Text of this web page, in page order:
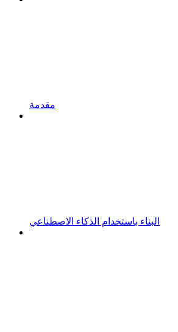
مقدمة
البناء باستخدام الذكاء الاصطناعي